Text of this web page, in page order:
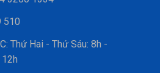
510
Thứ Hai - Thứ Sáu: 8h -